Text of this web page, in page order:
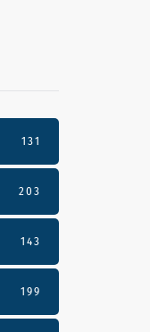
131
203
143
199